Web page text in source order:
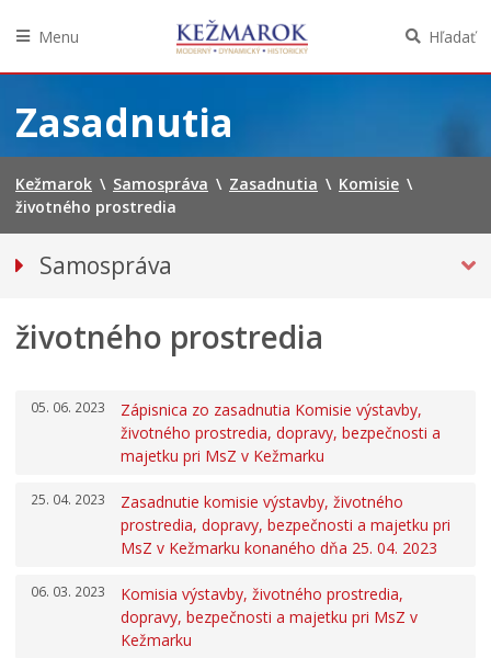
obsah
Menu Hľadať
Zasadnutia
Kežmarok \ Samospráva \ Zasadnutia \ Komisie \
životného prostredia
Samospráva
Mestské zastupiteľstvo
Mestská školská rada
Elektronická verejná správa
Centrálna úradná elektronická tabuľa
Všeobecne záväzné nariadenia
Územné plánovanie
Oznamy mesta
Transparentné mesto
životného prostredia
05. 06. 2023
Zápisnica zo zasadnutia Komisie výstavby,
životného prostredia, dopravy, bezpečnosti a
majetku pri MsZ v Kežmarku
25. 04. 2023
Zasadnutie komisie výstavby, životného
prostredia, dopravy, bezpečnosti a majetku pri
MsZ v Kežmarku konaného dňa 25. 04. 2023
06. 03. 2023
Komisia výstavby, životného prostredia,
dopravy, bezpečnosti a majetku pri MsZ v
Kežmarku